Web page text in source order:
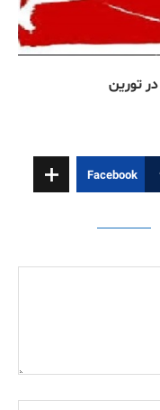
تورین
Facebook